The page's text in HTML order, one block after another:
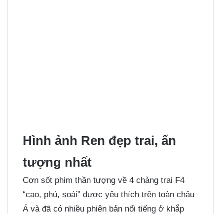
Hình ảnh Ren đẹp trai, ấn
tượng nhất
Cơn sốt phim thần tượng về 4 chàng trai F4
“cao, phú, soái” được yêu thích trên toàn châu
Á và đã có nhiều phiên bản nổi tiếng ở khắp